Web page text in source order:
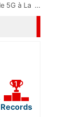
5G à La ...
Records